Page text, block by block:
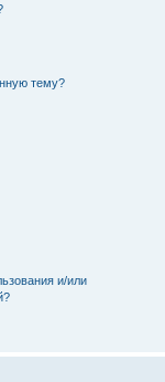
тему?
и/или